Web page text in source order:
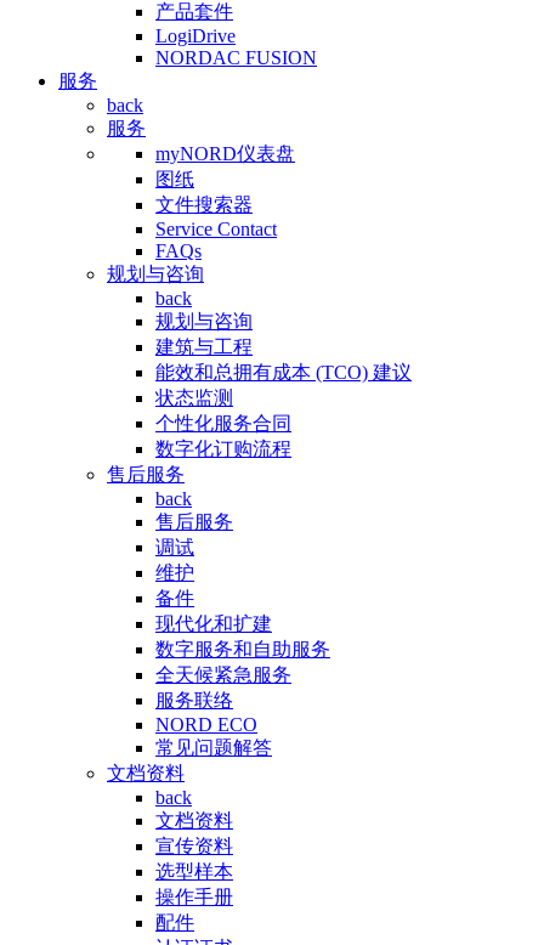
产品套件
LogiDrive
NORDAC FUSION
服务
back
服务
myNORD仪表盘
图纸
文件搜索器
Service Contact
FAQs
规划与咨询
back
规划与咨询
建筑与工程
能效和总拥有成本 (TCO) 建议
状态监测
个性化服务合同
数字化订购流程
售后服务
back
售后服务
调试
维护
备件
现代化和扩建
数字服务和自助服务
全天候紧急服务
服务联络
NORD ECO
常见问题解答
文档资料
back
文档资料
宣传资料
选型样本
操作手册
配件